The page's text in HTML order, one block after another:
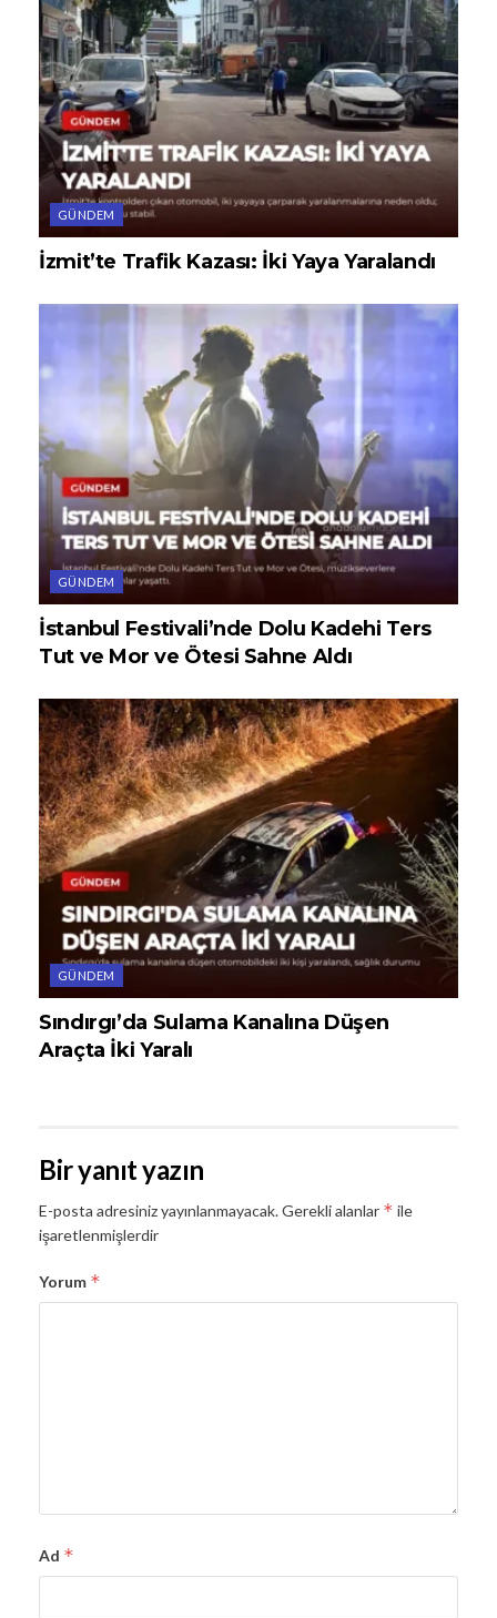
GÜNDEM
İzmit’te Trafik Kazası: İki Yaya Yaralandı
GÜNDEM
İstanbul Festivali’nde Dolu Kadehi Ters
Tut ve Mor ve Ötesi Sahne Aldı
GÜNDEM
Sındırgı’da Sulama Kanalına Düşen
Araçta İki Yaralı
Bir yanıt yazın
E-posta adresiniz yayınlanmayacak.Gerekli alanlar * ile
işaretlenmişlerdir
Yorum *
Ad *